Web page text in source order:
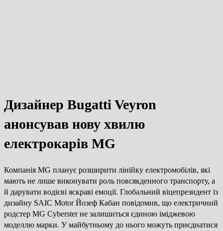
Дизайнер Bugatti Veyron
анонсував нову хвилю
електрокарів MG
Компанія MG планує розширити лінійку електромобілів, які
мають не лише виконувати роль повсякденного транспорту, а
й дарувати водієві яскраві емоції. Глобальний віцепрезидент із
дизайну SAIC Motor Йозеф Кабан повідомив, що електричний
родстер MG Cyberster не залишиться єдиною іміджевою
моделлю марки. У майбутньому до нього можуть приєднатися